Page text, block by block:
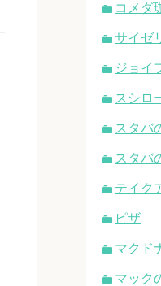
コメダ
サイゼ
ジョイ
スシロ
スタバ
スタバ
テイク
ピザ
マクド
マック